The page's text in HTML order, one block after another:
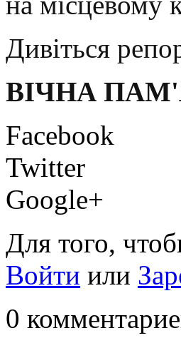
Дивіться
ВІЧНА
Facebook
Twitter
Google+
Для того,
Войти или
0